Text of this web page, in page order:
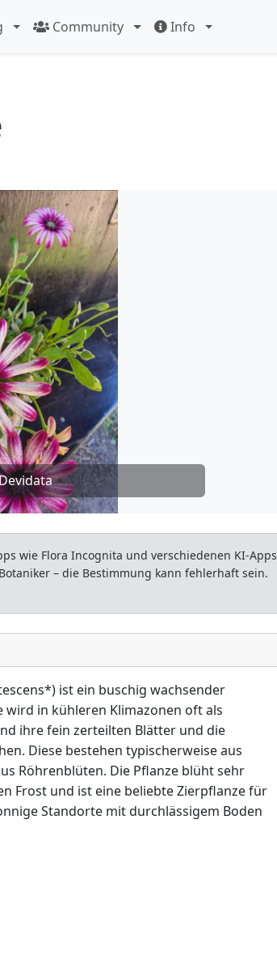
Community Info
wie Flora Incognita und verschiedenen KI-Apps
– die Bestimmung kann fehlerhaft sein.
ist ein buschig wachsender
wird in kühleren Klimazonen oft als
ihre fein zerteilten Blätter und die
Diese bestehen typischerweise aus
Röhrenblüten. Die Pflanze blüht sehr
Frost und ist eine beliebte Zierpflanze für
Standorte mit durchlässigem Boden